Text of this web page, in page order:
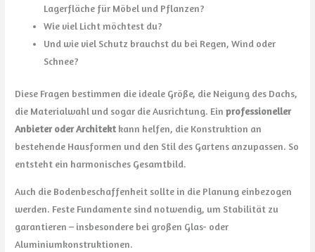
Lagerfläche für Möbel und Pflanzen?
Wie viel Licht möchtest du?
Und wie viel Schutz brauchst du bei Regen, Wind oder
Schnee?
Diese Fragen bestimmen die ideale Größe, die Neigung des Dachs,
die Materialwahl und sogar die Ausrichtung. Einprofessioneller
Anbieter oder Architekt kann helfen, die Konstruktion an
bestehende Hausformen und den Stil des Gartens anzupassen. So
entsteht ein harmonisches Gesamtbild.
Auch die Bodenbeschaffenheit sollte in die Planung einbezogen
werden. Feste Fundamente sind notwendig, um Stabilität zu
garantieren – insbesondere bei großen Glas- oder
Aluminiumkonstruktionen.